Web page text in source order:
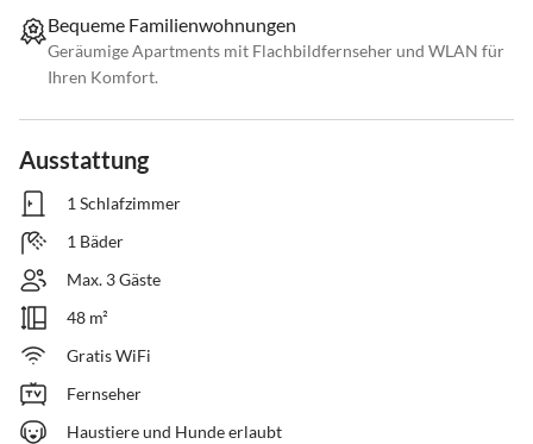
Bequeme Familienwohnungen
Geräumige Apartments mit Flachbildfernseher und WLAN für
Ihren Komfort.
Ausstattung
1 Schlafzimmer
1 Bäder
Max. 3 Gäste
48 m²
Gratis WiFi
Fernseher
Haustiere und Hunde erlaubt